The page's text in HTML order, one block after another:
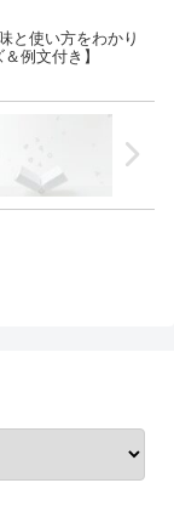
と使い方をわかり
例文付き】